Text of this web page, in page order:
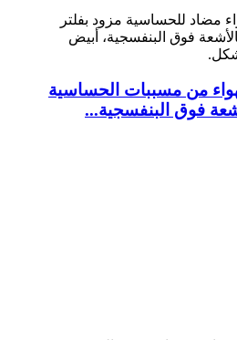
من مسببات الحساسية
فوق البنفسجية...